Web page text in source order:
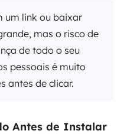
um link ou baixar
mas o risco de
de todo o seu
pessoais é muito
antes de clicar.
Antes de Instalar